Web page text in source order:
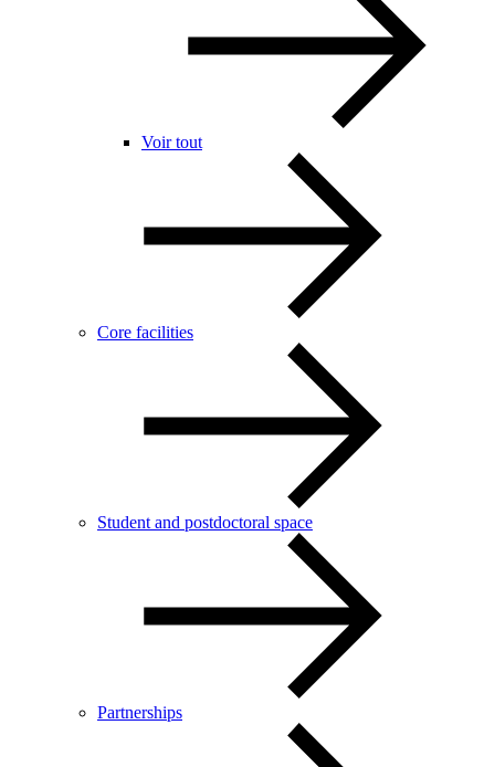
Voir tout
Core facilities
Student and postdoctoral space
Partnerships